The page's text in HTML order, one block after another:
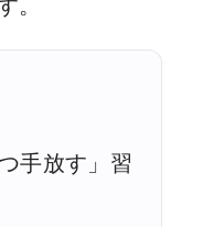
手放す」習